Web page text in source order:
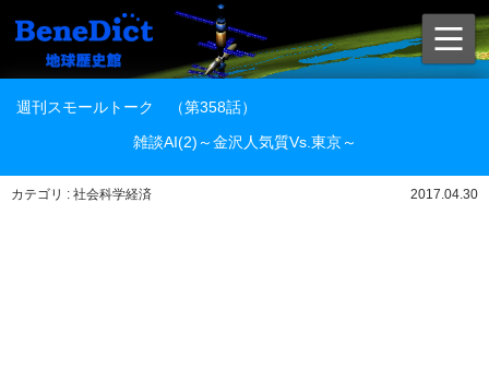
週刊スモールトーク （第358話）
雑談AI(2)～金沢人気質Vs.東京～
カテゴリ : 社会科学経済 2017.04.30